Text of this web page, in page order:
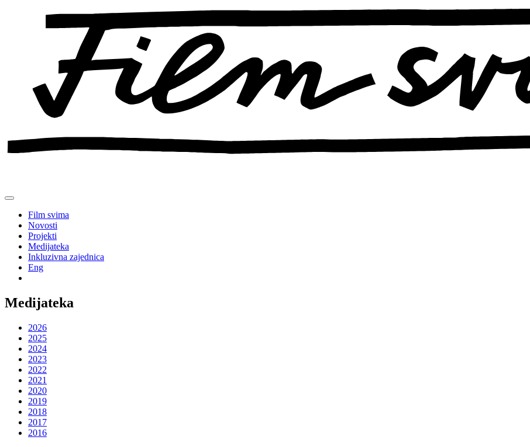
Film svima
Novosti
Projekti
Medijateka
Inkluzivna zajednica
Eng
Medijateka
2026
2025
2024
2023
2022
2021
2020
2019
2018
2017
2016